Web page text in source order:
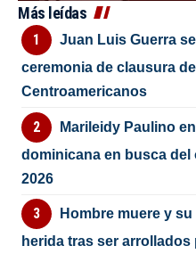
Más leídas
Juan Luis Guerra
ceremonia de clausura
Centroamericanos
Marileidy Paulino
dominicana en busca
2026
Hombre muere y
herida tras ser arrollados